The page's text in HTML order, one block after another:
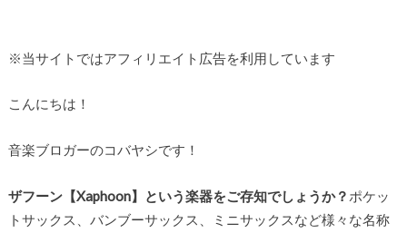
※当サイトではアフィリエイト広告を利用しています
こんにちは！
音楽ブロガーのコバヤシです！
ザフーン【Xaphoon】という楽器をご存知でしょうか？ ポケッ
トサックス、バンブーサックス、ミニサックスなど様々な名称